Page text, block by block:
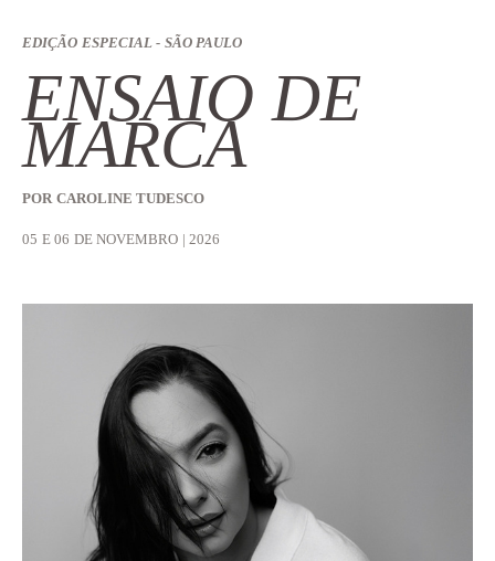
EDIÇÃO ESPECIAL - SÃO PAULO
ENSAIO DE
MARCA
POR CAROLINE TUDESCO
05 E 06 DE NOVEMBRO | 2026